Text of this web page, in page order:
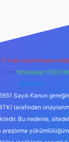
E-mail:
Whatsapp: 0262
@karabul
Sayılı Kanun
tarafından
Bu nedenle,